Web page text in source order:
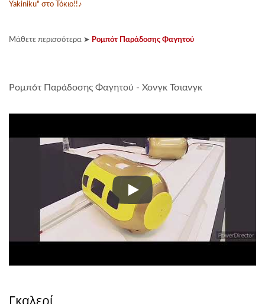
Yakiniku" στο Τόκιο!!♪
Μάθετε περισσότερα ➤ Ρομπότ Παράδοσης Φαγητού
Ρομπότ Παράδοσης Φαγητού - Χονγκ Τσιανγκ
Ρομπότ Παράδοσης Φαγητού -
Γκαλερί